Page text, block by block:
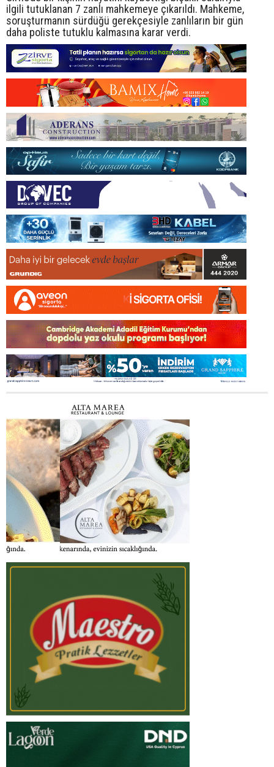
ilgili tutuklanan 7 zanlı mahkemeye çıkarıldı. Mahkeme,
soruşturmanın sürdüğü gerekçesiyle zanlıların bir gün
daha poliste tutuklu kalmasına karar verdi.